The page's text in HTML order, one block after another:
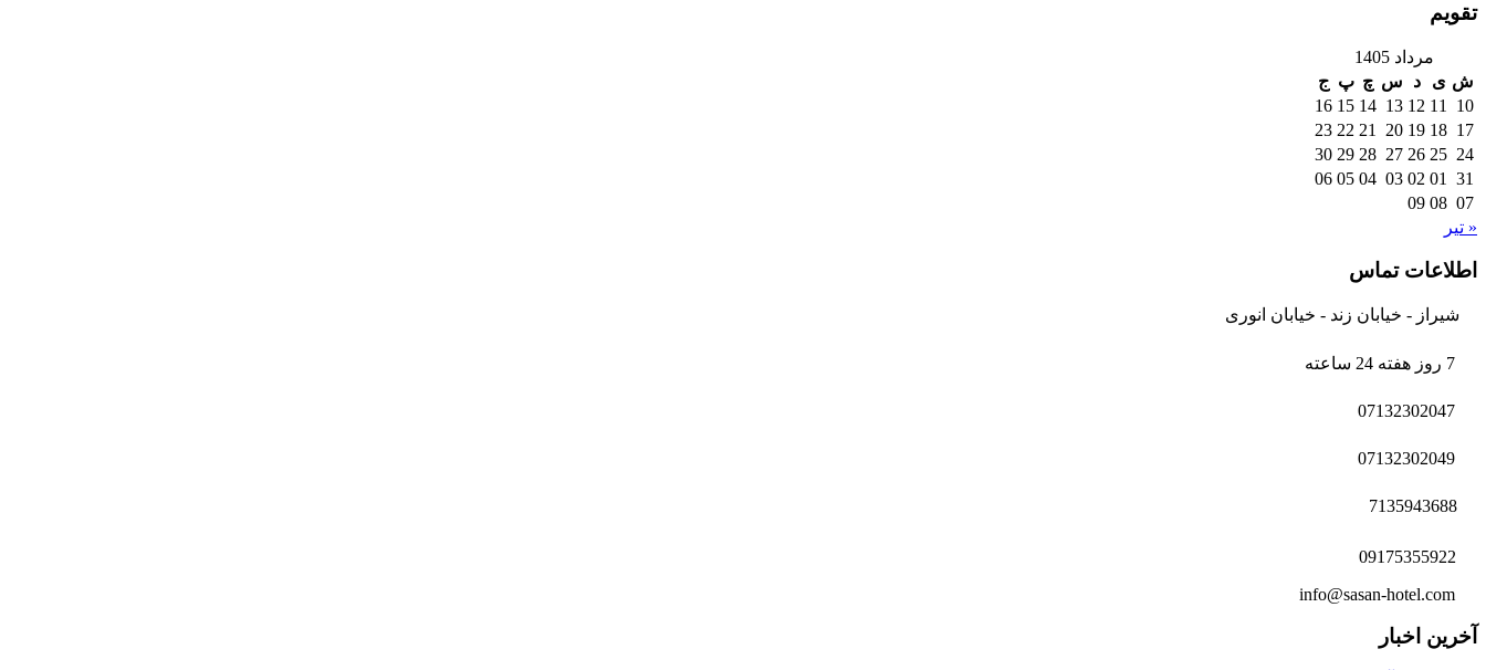
تقویم
مرداد 1405
ش ی د س چ پ ج
10
11
12
13
14
15
16
17
18
19
20
21
22
23
24
25
26
27
28
29
30
31
01
02
03
04
05
06
07
08
09
« تیر
اطلاعات تماس
شیراز - خیابان زند - خیابان انوری
آخرین اخبار